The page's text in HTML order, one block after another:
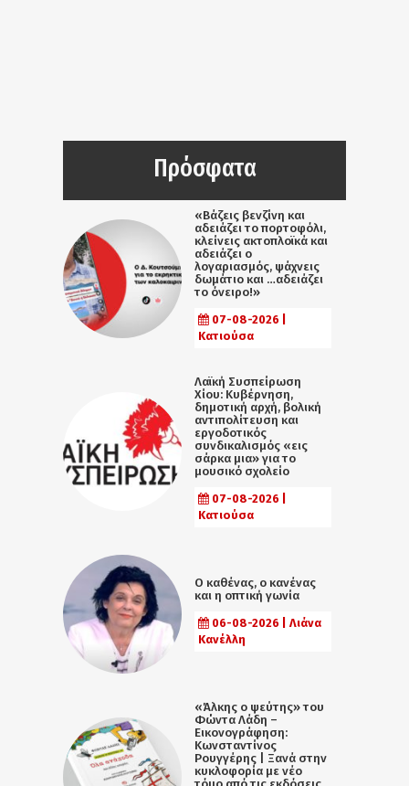
Πρόσφατα
«Βάζεις βενζίνη και
αδειάζει το πορτοφόλι,
κλείνεις ακτοπλοϊκά και
αδειάζει ο
λογαριασμός, ψάχνεις
δωμάτιο και …αδειάζει
το όνειρο!»
07-08-2026 |
Κατιούσα
Λαϊκή Συσπείρωση
Χίου: Κυβέρνηση,
δημοτική αρχή, βολική
αντιπολίτευση και
εργοδοτικός
συνδικαλισμός «εις
σάρκα μια» για το
μουσικό σχολείο
07-08-2026 |
Κατιούσα
Ο καθένας, ο κανένας
και η οπτική γωνία
06-08-2026 | Λιάνα
Κανέλλη
«Άλκης ο ψεύτης» του
Φώντα Λάδη –
Εικονογράφηση:
Κωνσταντίνος
Ρουγγέρης | Ξανά στην
κυκλοφορία με νέο